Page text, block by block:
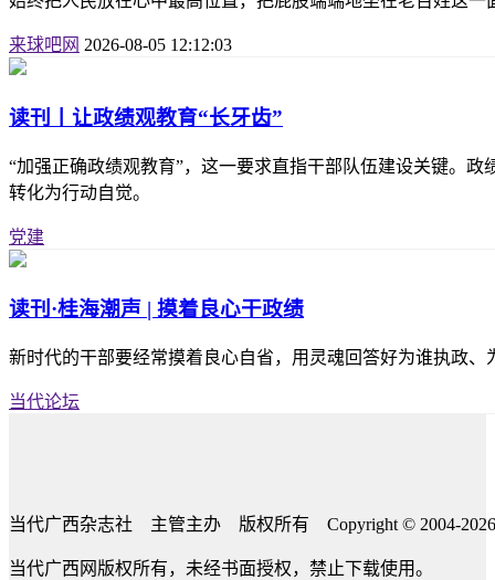
来球吧网 2026-08-05 12:12:03
读刊丨让政绩观教育“长牙齿”
“加强正确政绩观教育”，这一要求直指干部队伍建设关键。
转化为行动自觉。
党建
读刊·桂海潮声 | 摸着良心干政绩
新时代的干部要经常摸着良心自省，用灵魂回答好为谁执政
当代论坛
当代广西杂志社 主管主办 版权所有 Copyright © 2004-2026
当代广西网版权所有，未经书面授权，禁止下载使用。